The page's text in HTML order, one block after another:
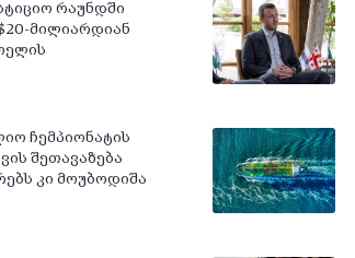
რაუნდში
მილიარდიან
ჩემპიონატის
შეთავაზება
კი მოუბოდიშა